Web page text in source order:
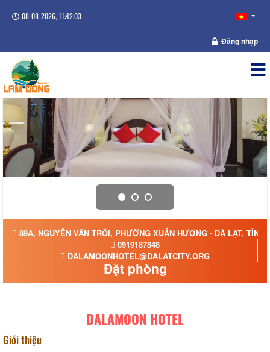
08-08-2026, 11:42:04
Đăng nhập
89A, NGUYỄN VĂN TRỖI, PHƯỜNG XUÂN HƯƠNG - ĐÀ LẠT, TỈNH
0919187848
DALAMOONHOTEL@DALATCITY.ORG
Đặt phòng
DALAMOON HOTEL
Giới thiệu